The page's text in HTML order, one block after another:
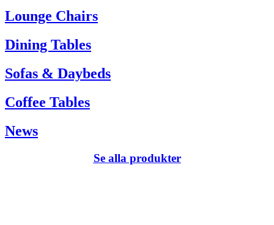
Tel. +45 66 12 14 04
info@carlhansen.dk
Lounge Chairs
Dining Tables
Sofas & Daybeds
Coffee Tables
News
Se alla produkter